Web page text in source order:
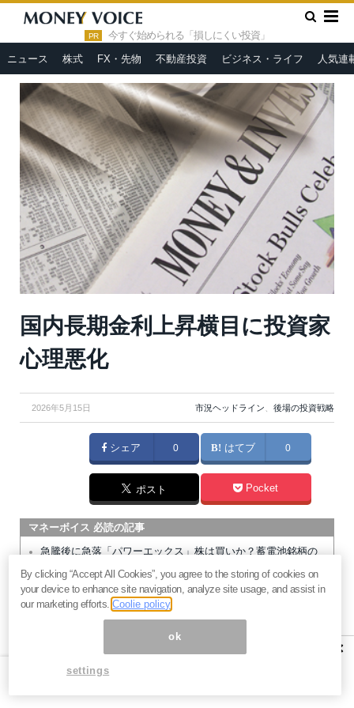
PR 今すぐ始められる「損しにくい投資」
ニュース 株式 FX・先物 不動産投資 ビジネス・ライフ 人気連
HOME » 市況ヘッドライン
国内長期金利上昇横目に投資家心
国内長期金利上昇横目に投資家
心理悪化
2026年5月15日 市況ヘッドライン、 後場の投資戦略
シェア 0 はてブ 0
ポスト Pocket
マネーボイス 必読の記事
急騰後に急落「パワーエックス」株は買いか？蓄電池銘柄の
将来性とリスク
過去最高益「サンリオ」は買いか？決算で見えた“強い事
業”と“脆い統治”の同居
「蓄電所」設置ブームで恩恵！株価上昇が見込める日本企業4
×
By clicking “Accept All Cookies”, you agree to the storing of cookies on
your device to enhance site navigation, analyze site usage, and assist in
our marketing efforts.Coolie policy
ok
settings